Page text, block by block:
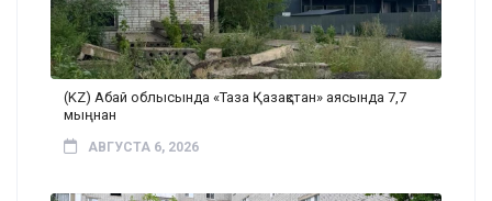
(KZ) Абай облысында «Таза Қазақстан» аясында 7,7
мыңнан
АВГУСТА 6, 2026